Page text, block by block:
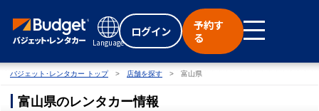
Language
ログイン
予約す
る
バジェット･レンタカー トップ 店舗を探す 富山県
富山県のレンタカー情報